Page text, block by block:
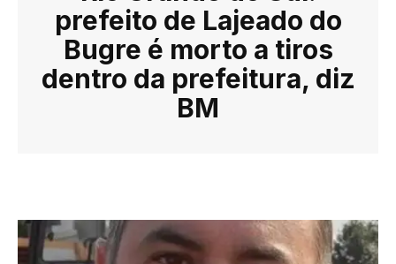
prefeito de Lajeado do
Bugre é morto a tiros
dentro da prefeitura, diz
BM